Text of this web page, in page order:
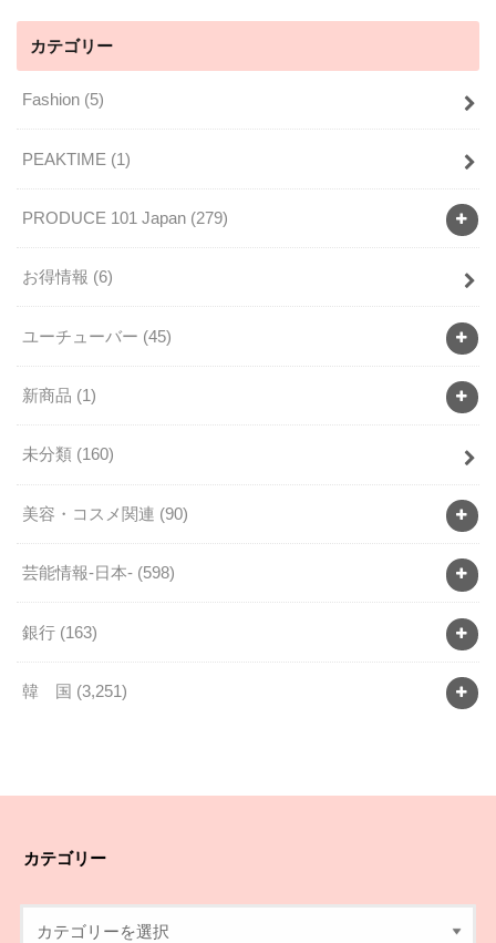
カテゴリー
Fashion (5)
PEAKTIME (1)
PRODUCE 101 Japan (279)
お得情報 (6)
ユーチューバー (45)
新商品 (1)
未分類 (160)
美容・コスメ関連 (90)
芸能情報-日本- (598)
銀行 (163)
韓 国 (3,251)
カテゴリー